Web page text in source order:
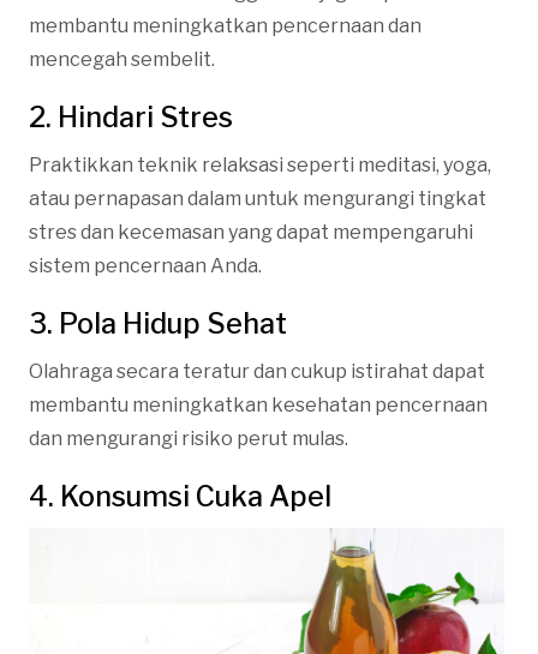
membantu meningkatkan pencernaan dan
mencegah sembelit.
2. Hindari Stres
Praktikkan teknik relaksasi seperti meditasi, yoga,
atau pernapasan dalam untuk mengurangi tingkat
stres dan kecemasan yang dapat mempengaruhi
sistem pencernaan Anda.
3. Pola Hidup Sehat
Olahraga secara teratur dan cukup istirahat dapat
membantu meningkatkan kesehatan pencernaan
dan mengurangi risiko perut mulas.
4. Konsumsi Cuka Apel